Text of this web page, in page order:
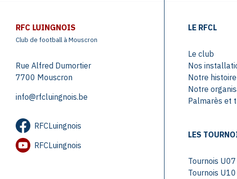
RFC LUINGNOIS
Club de football à Mouscron
Rue Alfred Dumortier
7700 Mouscron
info@rfcluingnois.be
RFCLuingnois
RFCLuingnois
LE RFCL
Le club
Nos
Notre histoire
Notre
Palmarès et
LES
Tournois
Tournois